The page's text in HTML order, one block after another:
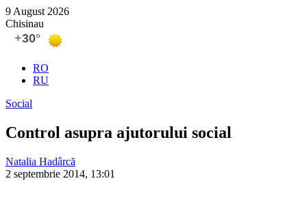
9 August 2026
Chisinau
RO
RU
Social
Control asupra ajutorului social
Natalia Hadârcă
2 septembrie 2014, 13:01